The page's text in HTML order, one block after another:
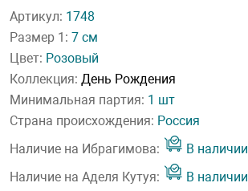
Артикул: 1748
Размер 1: 7 см
Цвет: Розовый
Коллекция: День Рождения
Минимальная партия: 1 шт
Страна происхождения: Россия
Наличие на Ибрагимова:
В наличии
Наличие на Аделя Кутуя:
В наличии